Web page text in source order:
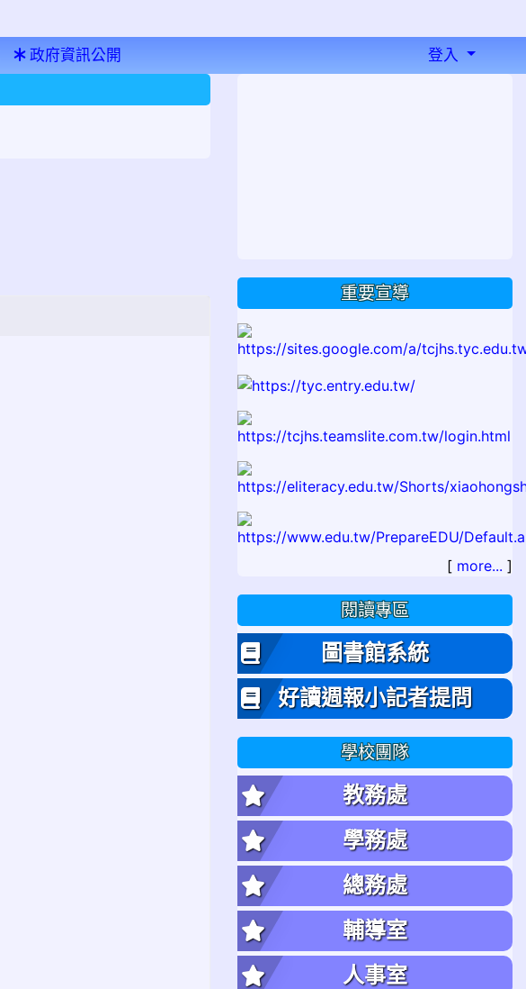
政府資訊公開 登入
重要宣導
[ more... ]
閱讀專區
圖書館系統
好讀週報小記者提問
學校團隊
教務處
學務處
總務處
輔導室
人事室